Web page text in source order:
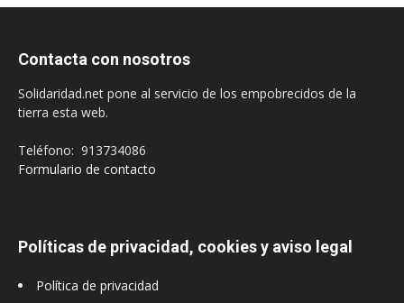
Contacta con nosotros
Solidaridad.net pone al servicio de los empobrecidos de la
tierra esta web.
Teléfono: 913734086
Formulario de contacto
Políticas de privacidad, cookies y aviso legal
Política de privacidad